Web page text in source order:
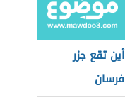
أين تقع جزر
فرسان